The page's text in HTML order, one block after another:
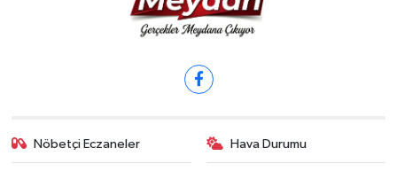
Nöbetçi Eczaneler Hava Durumu